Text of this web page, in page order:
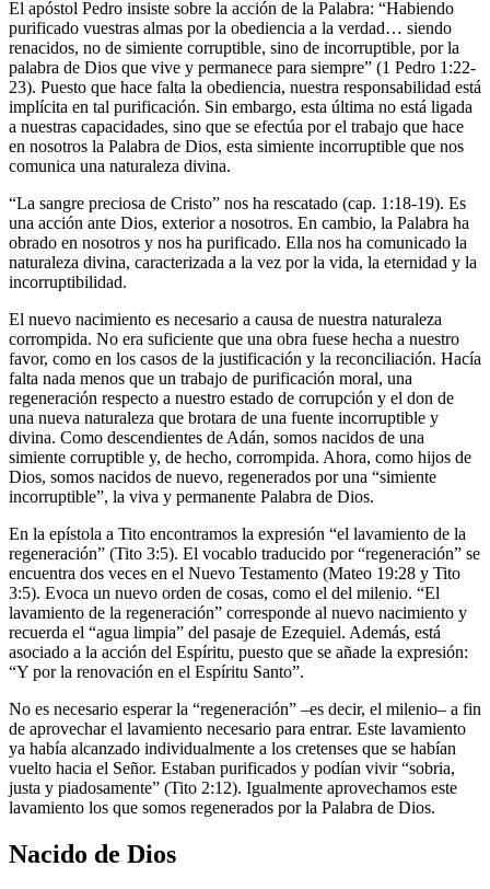
El apóstol Pedro insiste sobre la acción de la Palabra: “Habiendo
purificado vuestras almas por la obediencia a la verdad… siendo
renacidos, no de simiente corruptible, sino de incorruptible, por la
palabra de Dios que vive y permanece para siempre” (1 Pedro 1:22-
23). Puesto que hace falta la obediencia, nuestra responsabilidad está
implícita en tal purificación. Sin embargo, esta última no está ligada
a nuestras capacidades, sino que se efectúa por el trabajo que hace
en nosotros la Palabra de Dios, esta simiente incorruptible que nos
comunica una naturaleza divina.
“La sangre preciosa de Cristo” nos ha rescatado (cap. 1:18-19). Es
una acción ante Dios, exterior a nosotros. En cambio, la Palabra ha
obrado en nosotros y nos ha purificado. Ella nos ha comunicado la
naturaleza divina, caracterizada a la vez por la vida, la eternidad y la
incorruptibilidad.
El nuevo nacimiento es necesario a causa de nuestra naturaleza
corrompida. No era suficiente que una obra fuese hecha a nuestro
favor, como en los casos de la justificación y la reconciliación. Hacía
falta nada menos que un trabajo de purificación moral, una
regeneración respecto a nuestro estado de corrupción y el don de
una nueva naturaleza que brotara de una fuente incorruptible y
divina. Como descendientes de Adán, somos nacidos de una
simiente corruptible y, de hecho, corrompida. Ahora, como hijos de
Dios, somos nacidos de nuevo, regenerados por una “simiente
incorruptible”, la viva y permanente Palabra de Dios.
En la epístola a Tito encontramos la expresión “el lavamiento de la
regeneración” (Tito 3:5). El vocablo traducido por “regeneración” se
encuentra dos veces en el Nuevo Testamento (Mateo 19:28 y Tito
3:5). Evoca un nuevo orden de cosas, como el del milenio. “El
lavamiento de la regeneración” corresponde al nuevo nacimiento y
recuerda el “agua limpia” del pasaje de Ezequiel. Además, está
asociado a la acción del Espíritu, puesto que se añade la expresión:
“Y por la renovación en el Espíritu Santo”.
No es necesario esperar la “regeneración” –es decir, el milenio– a fin
de aprovechar el lavamiento necesario para entrar. Este lavamiento
ya había alcanzado individualmente a los cretenses que se habían
vuelto hacia el Señor. Estaban purificados y podían vivir “sobria,
justa y piadosamente” (Tito 2:12). Igualmente aprovechamos este
lavamiento los que somos regenerados por la Palabra de Dios.
Nacido de Dios